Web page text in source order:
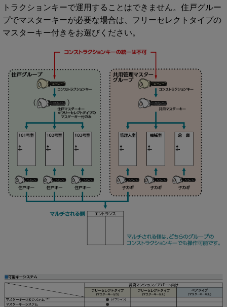
トラクションキーで運用することはできません。住戸グルー
プでマスターキーが必要な場合は、フリーセレクトタイプの
マスターキー付きをお選びください。